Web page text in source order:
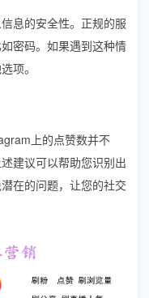
息的安全性。正规的服
密码。如果遇到这种情
项。
上的点赞数并不
建议可以帮助您识别出
在的问题，让您的社交